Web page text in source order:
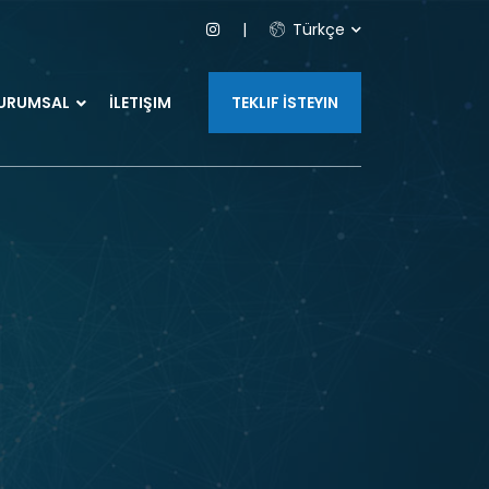
Türkçe
İLETIŞIM TEKLIF İSTEYIN